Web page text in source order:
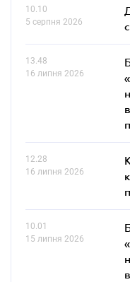
10.10
5 серпня 2026
13.48
16 липня 2026
12.28
16 липня 2026
10.01
15 липня 2026